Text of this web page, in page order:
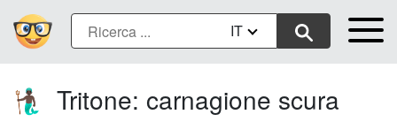
IT
🧜🏿‍♂️ Tritone: carnagione scura